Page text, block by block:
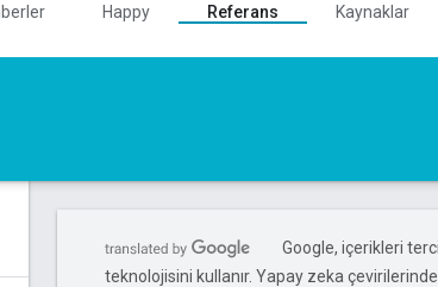
Happy Referans
Kaynaklar
Google, içerikleri
teknolojisini kullanır. Yapay zeka